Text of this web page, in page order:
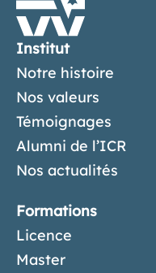
Institut
Notre histoire
Nos valeurs
Témoignages
Alumni de l’ICR
Nos actualités
Formations
Licence
Master